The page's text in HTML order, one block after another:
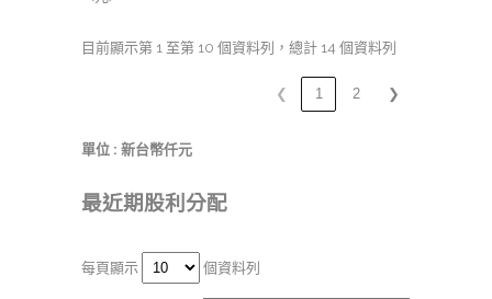
目前顯示第 1 至第 10 個資料列，總計 14 個資料列
❮ 1 2 ❯
單位 : 新台幣仟元
最近期股利分配
每頁顯示 個資料列